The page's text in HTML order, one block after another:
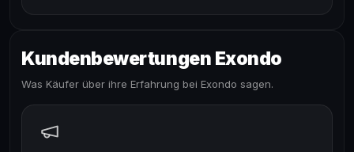
Kundenbewertungen Exondo
Was Käufer über ihre Erfahrung bei Exondo sagen.